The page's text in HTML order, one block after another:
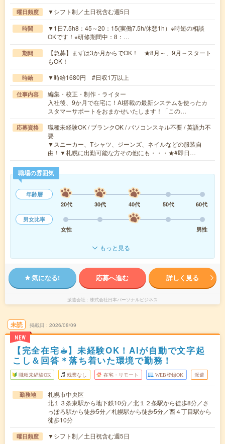
曜日頻度 ▼シフト制／土日祝含む週5日
時間
▼1日7.5h8：45～20：15(実働7.5h/休憩1h）※時短の相談
OKです！※研修期間中：8：…
期間
【急募】まずは3か月からでOK！ ★8月～、9月～スタート
もOK！
時給 ▼時給1680円 #日収1万以上
仕事内容
編集・校正・制作・ライター
入社後、9か月で在宅に！AI搭載の最新システムを使ったカ
スタマーサポートをおまかせいたします！「この…
応募資格
職種未経験OK / ブランクOK / パソコンスキル不要 / 英語力不
要
▼スニーカー、Tシャツ、ジーンズ、ネイルなどの服装自
由！▼札幌に出勤可能な方その他にも・・・★#即日…
職場の雰囲気
年齢層
20代
30代 40代 50代
60代
男女比率
女性
男性
もっと見る
気になる! 応募へ進む 詳しく見る
派遣会社 株式会社日本パーソナルビジネス
未読
NEW
掲載日 2026/08/09
【完全在宅☕︎】未経験OK！AIが自動で文字起
こし＆回答＊落ち着いた環境で勤務！
職種未経験OK 残業なし 在宅・リモート WEB登録OK 派遣
勤務地
札幌市中央区
北１３条東駅から地下鉄10分／北１２条駅から徒歩8分／さ
っぽろ駅から徒歩5分／札幌駅から徒歩5分／西４丁目駅から
徒歩10分
曜日頻度 ▼シフト制／土日祝含む週5日